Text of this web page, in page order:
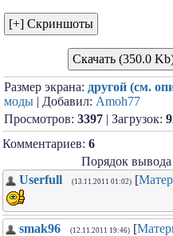
Скачать (350.0
Размер экрана: другой (см.
моды | Добавил: Amoh77
Просмотров: 3397 | Загрузок:
Комментариев: 6
Порядок
Userfull
(13.11.2011 01:02) [
smak96 (12.11.2011 19:46) [